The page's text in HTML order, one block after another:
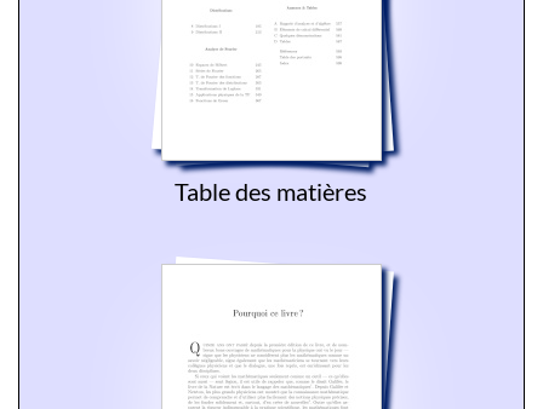
Table des matières